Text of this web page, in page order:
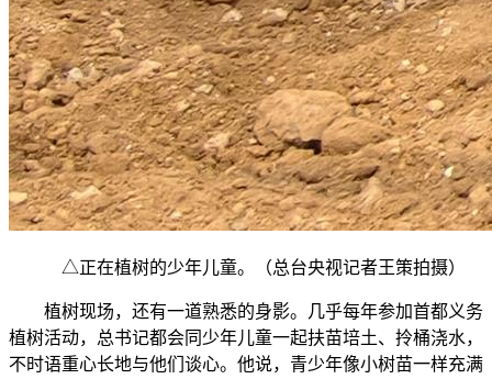
△正在植树的少年儿童。（总台央视记者王策拍摄）
植树现场，还有一道熟悉的身影。几乎每年参加首都义务
植树活动，总书记都会同少年儿童一起扶苗培土、拎桶浇水，
不时语重心长地与他们谈心。他说，青少年像小树苗一样充满